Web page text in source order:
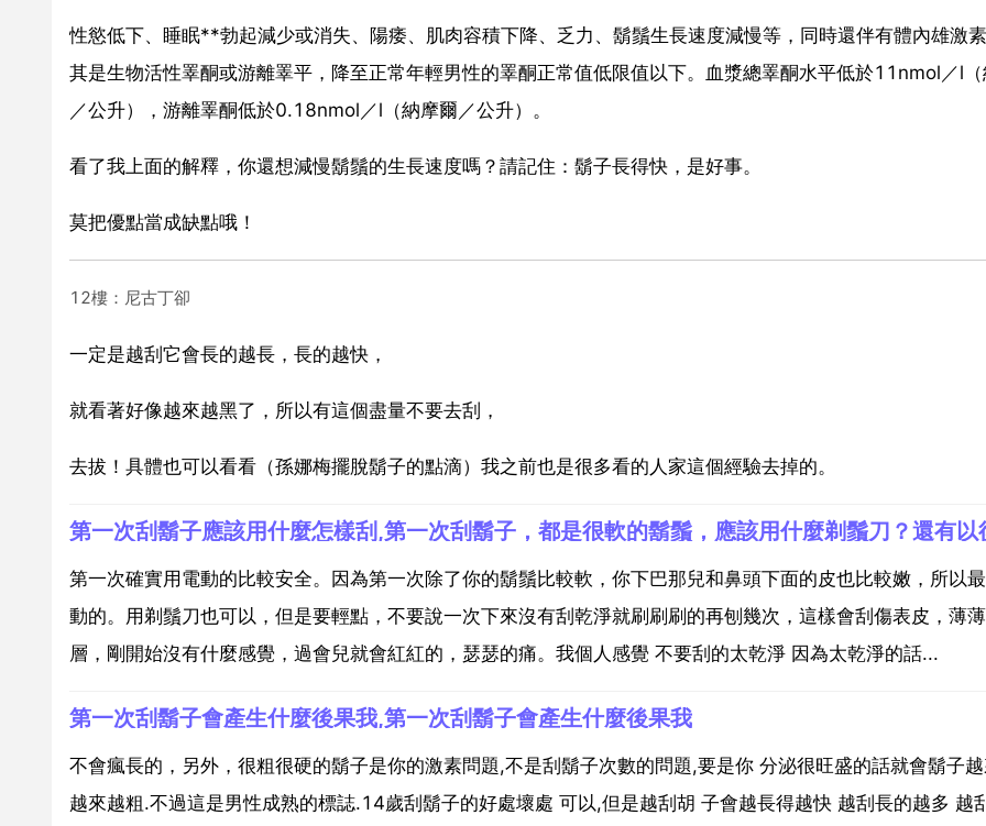
性慾低下、睡眠**勃起減少或消失、陽痿、肌肉容積下降、乏力、鬍鬚生長速度減慢等，同時還伴有體內雄激
其是生物活性睪酮或游離睪平，降至正常年輕男性的睪酮正常值低限值以下。血漿總睪酮水平低於11nmol／l
／公升），游離睪酮低於0.18nmol／l（納摩爾／公升）。
看了我上面的解釋，你還想減慢鬍鬚的生長速度嗎？請記住：鬍子長得快，是好事。
莫把優點當成缺點哦！
12樓：尼古丁卻
一定是越刮它會長的越長，長的越快，
就看著好像越來越黑了，所以有這個盡量不要去刮，
去拔！具體也可以看看（孫娜梅擺脫鬍子的點滴）我之前也是很多看的人家這個經驗去掉的。
第一次確實用電動的比較安全。因為第一次除了你的鬍鬚比較軟，你下巴那兒和鼻頭下面的皮也比較嫩，所以
動的。用剃鬚刀也可以，但是要輕點，不要說一次下來沒有刮乾淨就刷刷刷的再刨幾次，這樣會刮傷表皮，薄
層，剛開始沒有什麼感覺，過會兒就會紅紅的，瑟瑟的痛。我個人感覺 不要刮的太乾淨 因為太乾淨的話...
第一次刮鬍子會產生什麼後果我,第一次刮鬍子會產生什麼後果我
不會瘋長的，另外，很粗很硬的鬍子是你的激素問題,不是刮鬍子次數的問題,要是你 分泌很旺盛的話就會鬍子
越來越粗.不過這是男性成熟的標誌.14歲刮鬍子的好處壞處 可以,但是越刮胡 子會越長得越快 越刮長的越多 越